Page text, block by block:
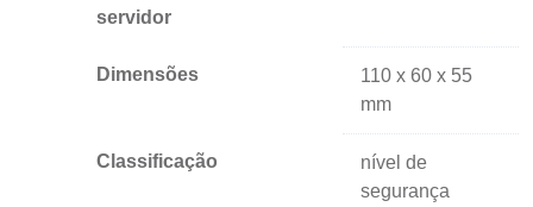
servidor
Dimensões
110 x 60 x 55
mm
Classificação
nível de
segurança